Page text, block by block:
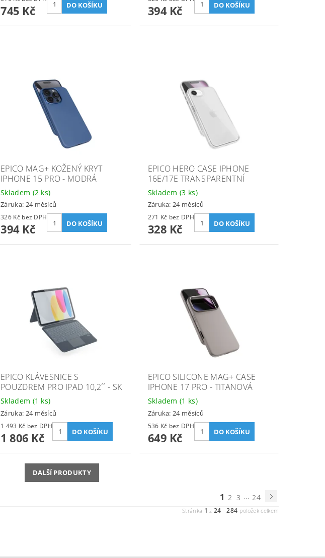
745 Kč 394 Kč
EPICO MAG+ KOŽENÝ KRYT
IPHONE 15 PRO - MODRÁ
Skladem (2 ks)
Záruka: 24 měsíců
326 Kč bez DPH
394 Kč
EPICO HERO CASE IPHONE
16E/17E TRANSPARENTNÍ
Skladem(3 ks)
Záruka: 24 měsíců
271 Kč bez DPH
328 Kč
EPICO KLÁVESNICE S
POUZDREM PRO IPAD 10,2´´ - SK
Skladem (1 ks)
Záruka: 24 měsíců
1 493 Kč bez DPH
1 806 Kč
EPICO SILICONE MAG+ CASE
IPHONE 17 PRO - TITANOVÁ
Skladem(1 ks)
Záruka: 24 měsíců
536 Kč bez DPH
649 Kč
DALŠÍ PRODUKTY
1 2 3 ... 24
Stránka 1 z 24 -284 položek celkem